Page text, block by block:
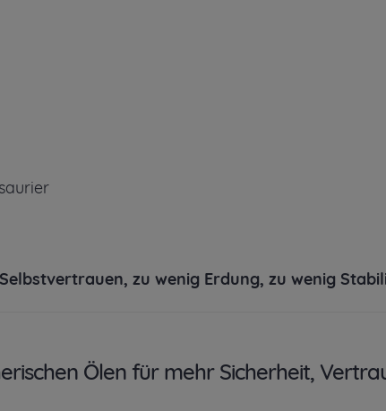
zu wenig Erdung, zu wenig
Ölen für mehr Sicherheit,